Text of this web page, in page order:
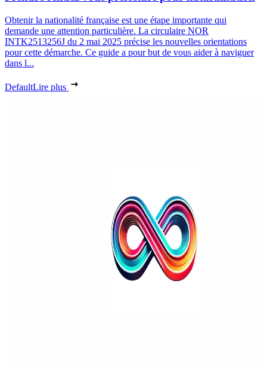
Obtenir la nationalité française est une étape importante qui
demande une attention particulière. La circulaire NOR
INTK2513256J du 2 mai 2025 précise les nouvelles orientations
pour cette démarche. Ce guide a pour but de vous aider à naviguer
dans l...
DefaultLire plus